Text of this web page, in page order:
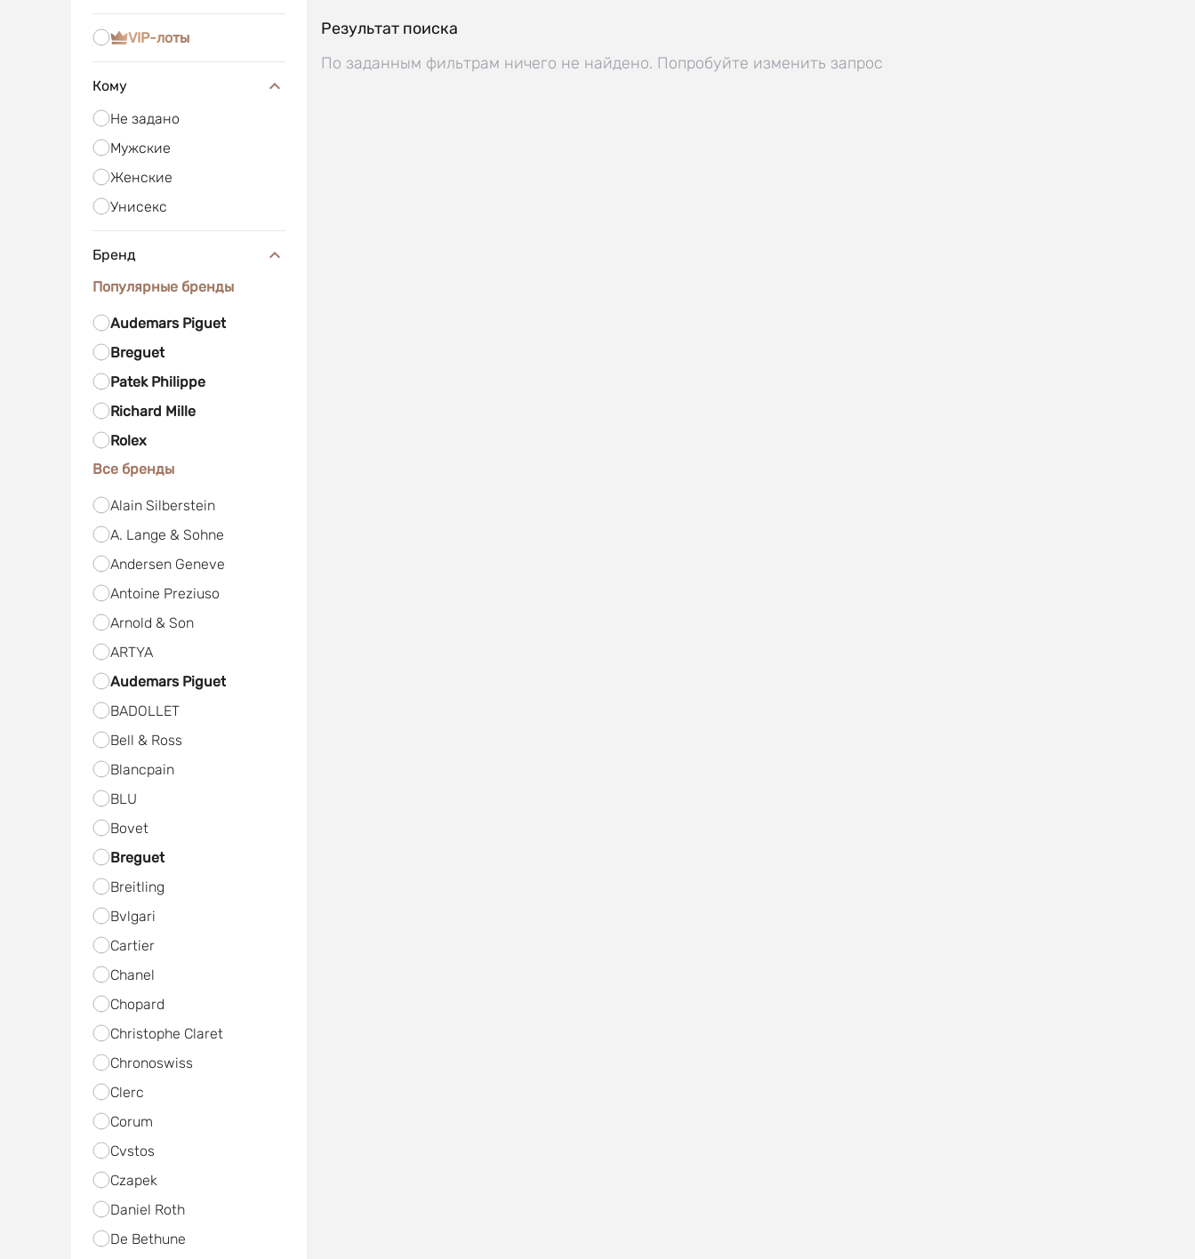
VIP-лоты
Кому
Не задано
Мужские
Женские
Унисекс
Бренд
Популярные бренды
Audemars Piguet
Breguet
Patek Philippe
Richard Mille
Rolex
Все бренды
Alain Silberstein
A. Lange & Sohne
Andersen Geneve
Antoine Preziuso
Arnold & Son
ARTYA
Audemars Piguet
BADOLLET
Bell & Ross
Blancpain
BLU
Bovet
Breguet
Breitling
Bvlgari
Cartier
Chanel
Chopard
Christophe Claret
Chronoswiss
Clerc
Corum
Cvstos
Czapek
Daniel Roth
De Bethune
Результат поиска
По заданным фильтрам ничего не найдено. Попробуйте изменить запрос